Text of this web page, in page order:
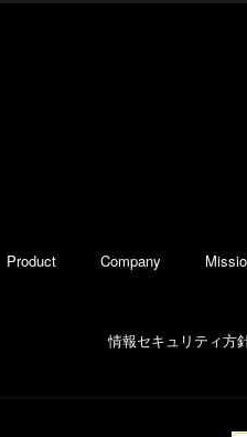
Product Company
情報セキュリティ方